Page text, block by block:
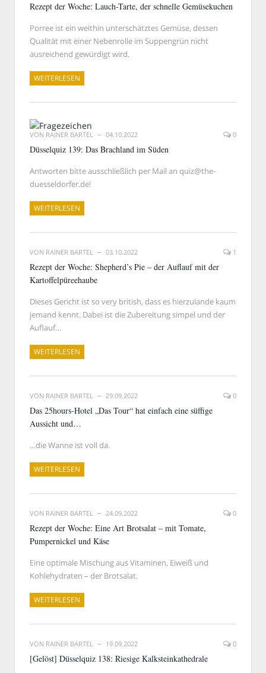
Rezept der Woche: Lauch-Tarte, der schnelle Gemüsekuchen
Porree ist ein weithin unterschätztes Gemüse, dessen
Qualität mit einer Nebenrolle im Suppengrün nicht
ausreichend gewürdigt wird.
WEITERLESEN
VON RAINER BARTEL 04.10.2022 0
Düsselquiz 139: Das Brachland im Süden
Antworten bitte ausschließlich per Mail an quiz@the-
duesseldorfer.de!
WEITERLESEN
VON RAINER BARTEL 03.10.2022 1
Rezept der Woche: Shepherd’s Pie – der Auflauf mit der
Kartoffelpüreehaube
Dieses Gericht ist so very british, dass es hierzulande kaum
jemand kennt. Dabei ist die Zubereitung simpel und der
Auflauf…
WEITERLESEN
VON RAINER BARTEL 29.09.2022 0
Das 25hours-Hotel „Das Tour“ hat einfach eine süffige
Aussicht und…
…die Wanne ist voll da.
WEITERLESEN
VON RAINER BARTEL 24.09.2022 0
Rezept der Woche: Eine Art Brotsalat – mit Tomate,
Pumpernickel und Käse
Eine optimale Mischung aus Vitaminen, Eiweiß und
Kohlehydraten – der Brotsalat.
WEITERLESEN
VON RAINER BARTEL 19.09.2022 0
[Gelöst] Düsselquiz 138: Riesige Kalksteinkathedrale